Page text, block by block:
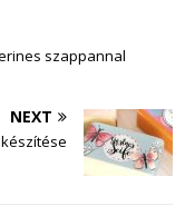
szappannal
NEXT